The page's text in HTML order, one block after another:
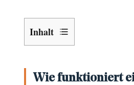
Inhalt
1
funktioniert
Wie funktioniert